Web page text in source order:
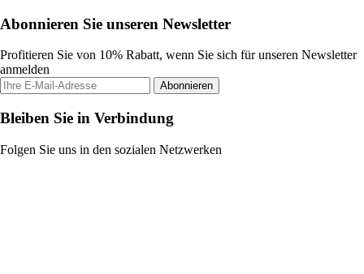
Abonnieren Sie unseren Newsletter
Profitieren Sie von 10% Rabatt, wenn Sie sich für unseren Newsletter
anmelden
Abonnieren
Bleiben Sie in Verbindung
Folgen Sie uns in den sozialen Netzwerken